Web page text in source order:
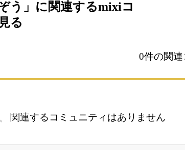
う」に関連するmixiコ
る
0件の関
関連するコミュニティはありません